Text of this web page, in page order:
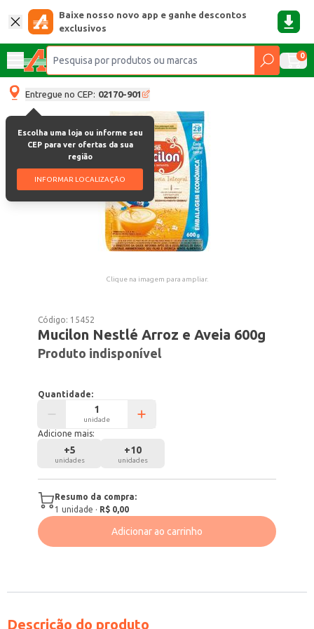
Baixe nosso novo app e ganhe descontos
exclusivos
0
Entregue no CEP: 02170-901
Escolha uma loja ou informe seu
CEP para ver ofertas da sua
região
INFORMAR LOCALIZAÇÃO
Clique na imagem para ampliar.
Código: 15452
Mucilon Nestlé Arroz e Aveia 600g
Produto indisponível
Quantidade:
unidade
Adicione mais:
+5
unidades
+10
unidades
Resumo da compra:
1 unidade · R$ 0,00
Adicionar ao carrinho
Descrição do produto